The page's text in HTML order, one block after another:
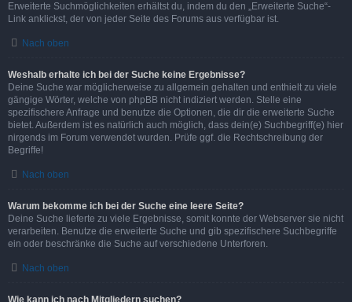
Erweiterte Suchmöglichkeiten erhältst du, indem du den „Erweiterte Suche“-
Link anklickst, der von jeder Seite des Forums aus verfügbar ist.
Nach oben
Weshalb erhalte ich bei der Suche keine Ergebnisse?
Deine Suche war möglicherweise zu allgemein gehalten und enthielt zu viele
gängige Wörter, welche von phpBB nicht indiziert werden. Stelle eine
spezifischere Anfrage und benutze die Optionen, die dir die erweiterte Suche
bietet. Außerdem ist es natürlich auch möglich, dass dein(e) Suchbegriff(e) hier
nirgends im Forum verwendet wurden. Prüfe ggf. die Rechtschreibung der
Begriffe!
Nach oben
Warum bekomme ich bei der Suche eine leere Seite?
Deine Suche lieferte zu viele Ergebnisse, somit konnte der Webserver sie nicht
verarbeiten. Benutze die erweiterte Suche und gib spezifischere Suchbegriffe
ein oder beschränke die Suche auf verschiedene Unterforen.
Nach oben
Wie kann ich nach Mitgliedern suchen?